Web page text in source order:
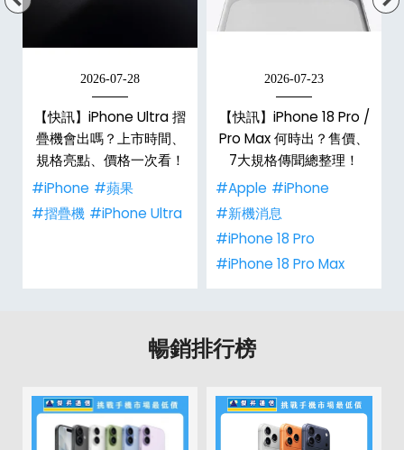
2026-07-28
【快訊】iPhone Ultra 摺
疊機會出嗎？上市時間、
規格亮點、價格一次看！
#iPhone #蘋果
#摺疊機 #iPhone Ultra
2026-07-23
【快訊】iPhone 18 Pro /
Pro Max 何時出？售價、
7大規格傳聞總整理！
#Apple #iPhone
#新機消息
#iPhone 18 Pro
#iPhone 18 Pro Max
暢銷排行榜